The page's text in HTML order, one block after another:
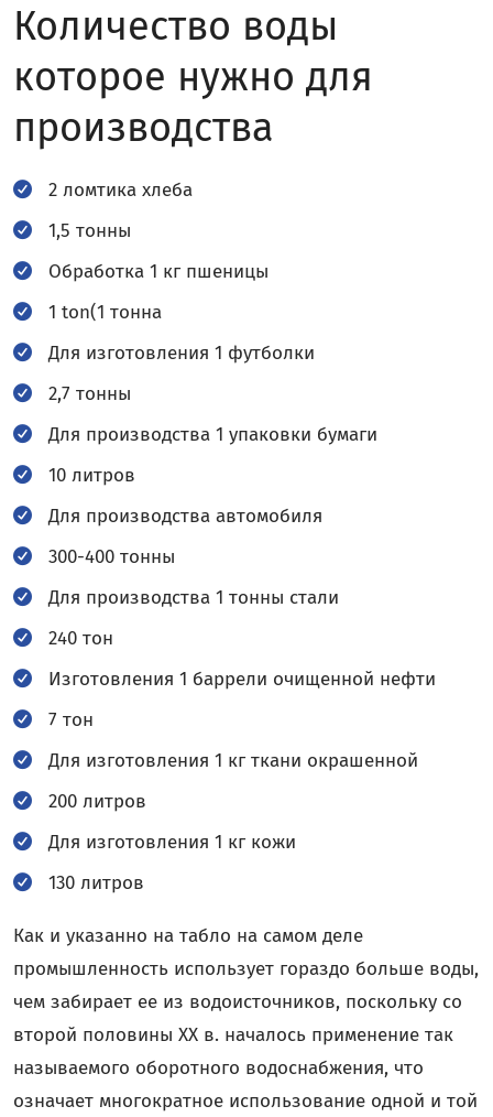
Количество воды
которое нужно для
производства
2 ломтика хлеба
1,5 тонны
Обработка 1 кг пшеницы
1 ton(1 тонна
Для изготовления 1 футболки
2,7 тонны
Для производства 1 упаковки бумаги
10 литров
Для производства автомобиля
300-400 тонны
Для производства 1 тонны стали
240 тон
Изготовления 1 баррели очищенной нефти
7 тон
Для изготовления 1 кг ткани окрашенной
200 литров
Для изготовления 1 кг кожи
130 литров
Как и указанно на табло на самом деле
промышленность использует гораздо больше воды,
чем забирает ее из водоисточников, поскольку со
второй половины XX в. началось применение так
называемого оборотного водоснабжения, что
означает многократное использование одной и той